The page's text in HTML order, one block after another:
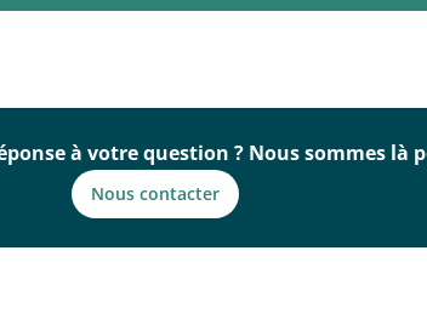
à votre question ? Nous sommes là
Nous contacter